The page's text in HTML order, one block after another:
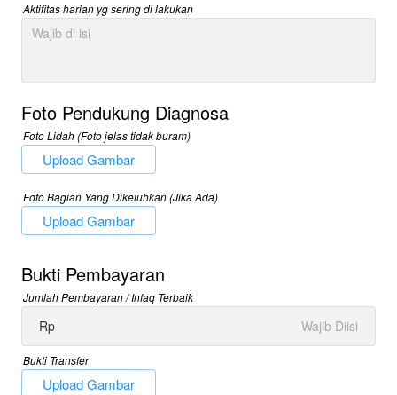
Aktifitas harian yg sering di lakukan
Foto Pendukung Diagnosa
Foto Lidah (Foto jelas tidak buram)
`Upload Gambar
Foto Bagian Yang Dikeluhkan (Jika Ada)
`Upload Gambar
Bukti Pembayaran
Jumlah Pembayaran / Infaq Terbaik
Rp
Bukti Transfer
`Upload Gambar